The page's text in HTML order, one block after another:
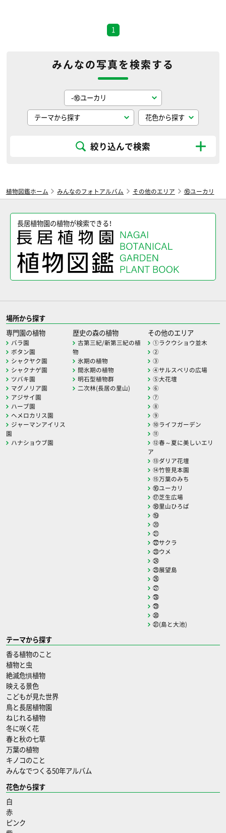
1
みんなの写真を検索する
絞り込んで検索
植物図鑑ホーム みんなのフォトアルバム その他のエリア ⑯ユーカリ
長居植物園の植物が検索できる！
場所から探す
専門園の植物
バラ園
ボタン園
シャクヤク園
シャクナゲ園
ツバキ園
マグノリア園
アジサイ園
ハーブ園
ヘメロカリス園
ジャーマンアイリス
園
ハナショウブ園
歴史の森の植物
古第三紀/新第三紀の植
物
氷期の植物
間氷期の植物
明石型植物群
二次林(長居の里山)
その他のエリア
①ラクウショウ並木
②
③
④サルスベリの広場
⑤大花壇
⑥
⑦
⑧
⑨
⑩ライフガーデン
⑪
⑫春～夏に美しいエリ
ア
⑬ダリア花壇
⑭竹笹見本園
⑮万葉のみち
⑯ユーカリ
⑰芝生広場
⑱里山ひろば
⑲
⑳
㉑
㉒サクラ
㉓ウメ
㉔
㉕展望島
㉖
㉗
㉘
㉙
㉚
㉛(島と大池)
テーマから探す
香る植物のこと
植物と虫
絶滅危惧植物
映える景色
こどもが見た世界
鳥と長居植物園
ねじれる植物
冬に咲く花
春と秋の七草
万葉の植物
キノコのこと
みんなでつくる50年アルバム
花色から探す
白
赤
ピンク